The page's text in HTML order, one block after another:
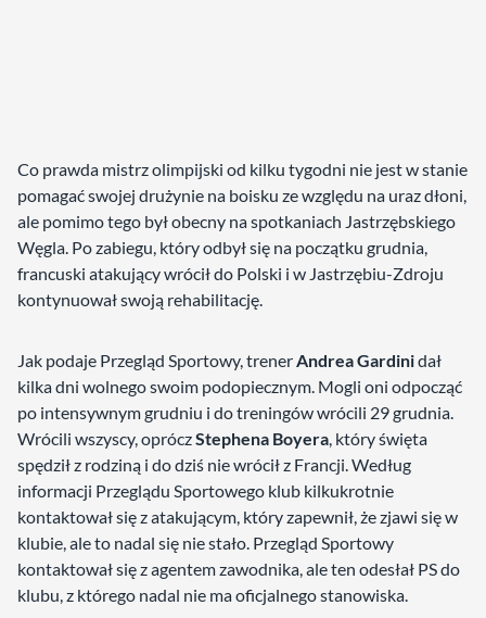
Co prawda mistrz olimpijski od kilku tygodni nie jest w stanie
pomagać swojej drużynie na boisku ze względu na uraz dłoni,
ale pomimo tego był obecny na spotkaniach Jastrzębskiego
Węgla. Po zabiegu, który odbył się na początku grudnia,
francuski atakujący wrócił do Polski i w Jastrzębiu-Zdroju
kontynuował swoją rehabilitację.
Jak podaje Przegląd Sportowy, trenerAndrea Gardinidał
kilka dni wolnego swoim podopiecznym. Mogli oni odpocząć
po intensywnym grudniu i do treningów wrócili 29 grudnia.
Wrócili wszyscy, opróczStephena Boyera, który święta
spędził z rodziną i do dziś nie wrócił z Francji. Według
informacji Przeglądu Sportowego klub kilkukrotnie
kontaktował się z atakującym, który zapewnił, że zjawi się w
klubie, ale to nadal się nie stało. Przegląd Sportowy
kontaktował się z agentem zawodnika, ale ten odesłał PS do
klubu, z którego nadal nie ma oficjalnego stanowiska.